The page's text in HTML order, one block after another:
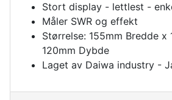
Stort display - lettlest -
Måler SWR og effekt
Størrelse: 155mm Bredde x
120mm Dybde
Laget av Daiwa industry -